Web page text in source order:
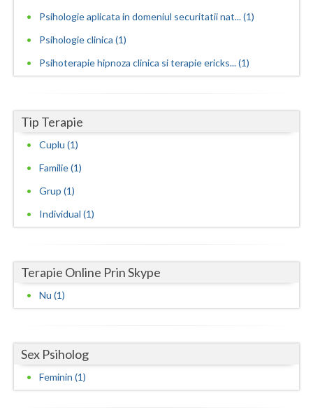
Maramures
Mehedinti
Neamt
Olt
Prahova
Satu-Mare
Sibiu
Suceava
Timis
Tulcea
Psihologie aplicata in domeniul securitatii nat... (1)
Psihologie clinica (1)
Psihoterapie hipnoza clinica si terapie ericks... (1)
Tip Terapie
Cuplu (1)
Familie (1)
Grup (1)
Individual (1)
Terapie Online Prin Skype
Nu (1)
Sex Psiholog
Feminin (1)